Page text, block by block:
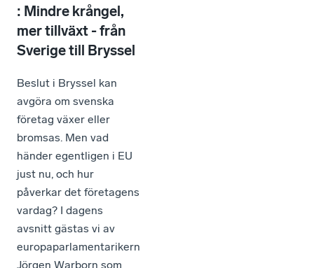
: Mindre krångel,
mer tillväxt - från
Sverige till Bryssel
Beslut i Bryssel kan
avgöra om svenska
företag växer eller
bromsas. Men vad
händer egentligen i EU
just nu, och hur
påverkar det företagens
vardag? I dagens
avsnitt gästas vi av
europaparlamentarikern
Jörgen Warborn som